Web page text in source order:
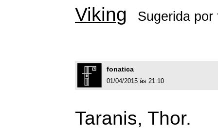
Viking Sugerida por
fonatica
01/04/2015 às 21:10
Taranis, Thor.